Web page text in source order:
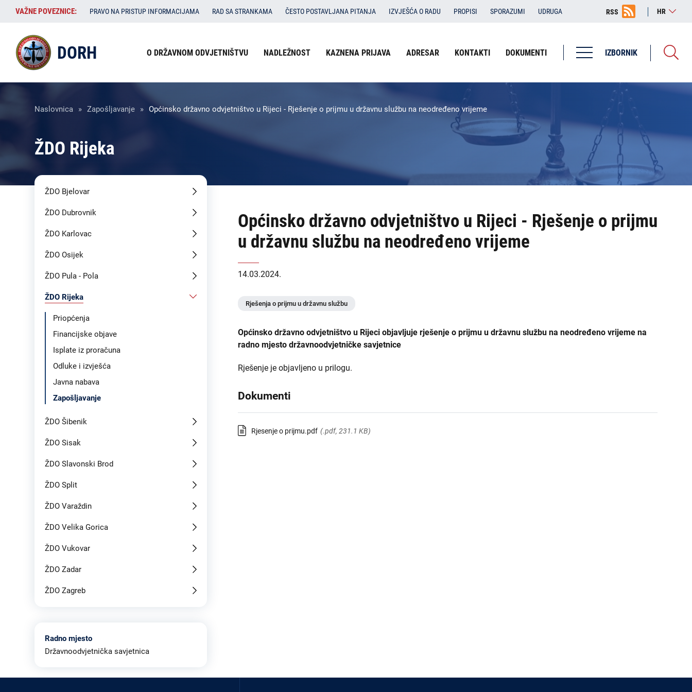
Skoči
sadržaj
VAŽNE
POVEZNICE:
VAŽNE POVEZNICE: PRAVO NA PRISTUP INFORMACIJAMA RAD SA STRANKAMA ČESTO POSTAVLJANA PITANJA IZVJEŠĆA O RADU PROPISI SPORAZUMI UDRUGA HR
RSS
IZBORNIK
Izbornik
zaglavlju
-
O državnom odvjetništvu
Nadležnost
Kaznena prijava
Kontakti
Izbornik
na
naslovnoj
DORH
USKOK
Županijska državna odvjetništva
ŽDO Bjelovar
ŽDO Dubrovnik
ŽDO Karlovac
ŽDO Pula - Pola
ŽDO Varaždin
Zabranjen utjecaj i prisila
Liste
sadržaja
-
DORH
Financijske objave
DORH
Izbornik
zaglavlju
O DRŽAVNOM ODVJETNIŠTVU NADLEŽNOST KAZNENA PRIJAVA ADRESAR KONTAKTI DOKUMENTI
Breadcrumb
Naslovnica Zapošljavanje Općinsko državno odvjetništvo u Rijeci - Rješenje o prijmu u državnu službu na neodređeno vrijeme
ŽDO Rijeka
Općinsko državno odvjetništvo u Rijeci - Rješenje o prijmu
u državnu službu na neodređeno vrijeme
14.03.2024.
Rješenja o prijmu u državnu službu
Općinsko državno odvjetništvo u Rijeci objavljuje rješenje o prijmu u državnu službu na neodređeno vrijeme na
radno mjesto državnoodvjetničke savjetnice
Rješenje je objavljeno u prilogu.
Dokumenti
Rjesenje o prijmu.pdf (.pdf, 231.1 KB)
ŽDO Bjelovar
ŽDO Dubrovnik
ŽDO Karlovac
ŽDO Osijek
ŽDO Pula - Pola
ŽDO Rijeka
Priopćenja
Financijske objave
Isplate iz proračuna
Odluke i izvješća
Javna nabava
Zapošljavanje
ŽDO Šibenik
ŽDO Sisak
ŽDO Slavonski Brod
ŽDO Split
ŽDO Varaždin
ŽDO Velika Gorica
ŽDO Vukovar
ŽDO Zadar
ŽDO Zagreb
Radno mjesto
Državnoodvjetnička savjetnica